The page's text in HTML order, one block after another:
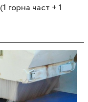
горна част + 1